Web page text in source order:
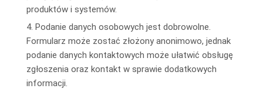
produktów i systemów.
4. Podanie danych osobowych jest dobrowolne.
Formularz może zostać złożony anonimowo, jednak
podanie danych kontaktowych może ułatwić obsługę
zgłoszenia oraz kontakt w sprawie dodatkowych
informacji.